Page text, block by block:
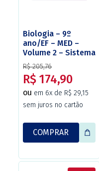
Biologia – 9º
ano/EF – MED –
Volume 2 – Sistema
de Ensino FTD
(versão adaptada
Christus).
R$ 205,76
R$ 174,90
ou em 6x de R$ 29,15
sem juros no cartão
COMPRAR